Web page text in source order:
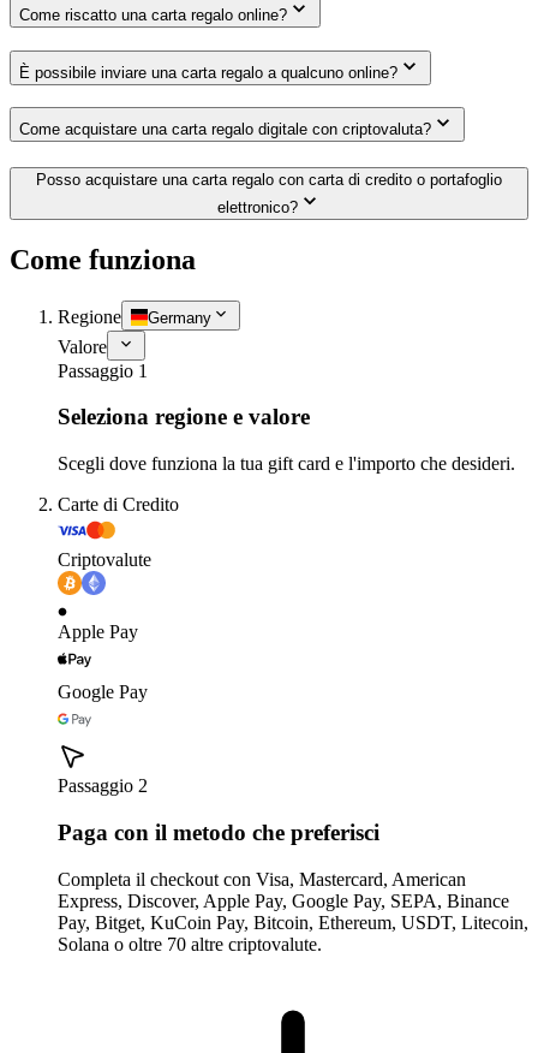
Come riscatto una carta regalo online?
È possibile inviare una carta regalo a qualcuno online?
Come acquistare una carta regalo digitale con criptovaluta?
Posso acquistare una carta regalo con carta di credito o portafoglio
elettronico?
Come funziona
Regione Germany
Valore
Passaggio 1
Seleziona regione e valore
Scegli dove funziona la tua gift card e l'importo che desideri.
Carte di Credito
Criptovalute
Apple Pay
Google Pay
Passaggio 2
Paga con il metodo che preferisci
Completa il checkout con Visa, Mastercard, American
Express, Discover, Apple Pay, Google Pay, SEPA, Binance
Pay, Bitget, KuCoin Pay, Bitcoin, Ethereum, USDT, Litecoin,
Solana o oltre 70 altre criptovalute.